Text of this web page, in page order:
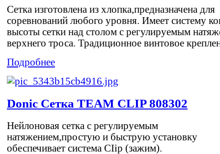
Сетка изготовлена из хлопка,предназначена для
соревнований любого уровня. Имеет систему
высоты сетки над столом с регулируемым
верхнего троса. Традиционное винтовое
Подробнее
Donic Сетка TEAM CLIP 808302
Нейлоновая сетка с регулируемым
натяжением,простую и быструю установку
обеспечивает система CIip (зажим).